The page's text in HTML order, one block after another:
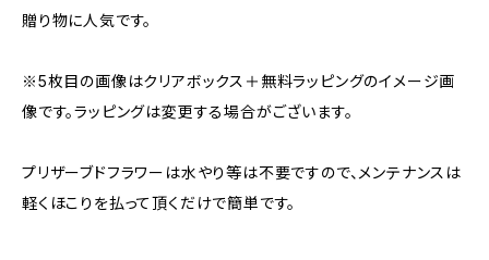
贈り物に人気です。
※5枚目の画像はクリアボックス＋無料ラッピングのイメージ画
像です。ラッピングは変更する場合がございます。
プリザーブドフラワーは水やり等は不要ですので、メンテナンスは
軽くほこりを払って頂くだけで簡単です。